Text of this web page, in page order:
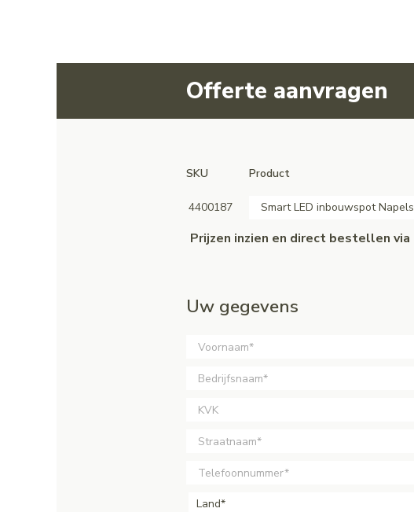
Offerte aanvragen
SKU Product
4400187 Smart LED inbouwspot
Prijzen inzien en direct bestellen
Uw gegevens
Land*